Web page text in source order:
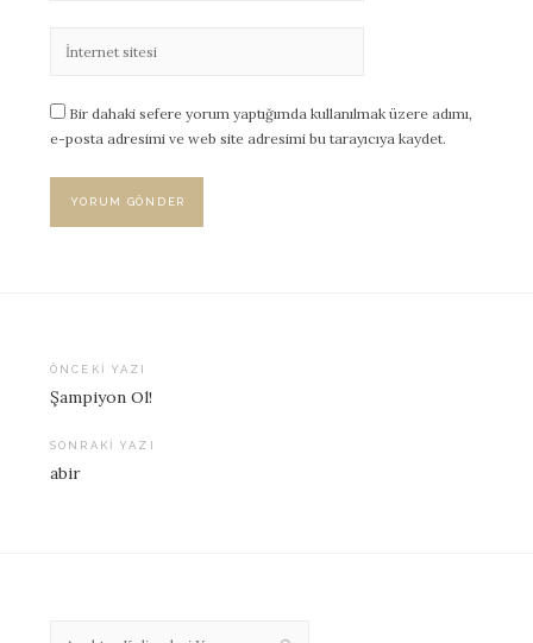
Bir dahaki sefere yorum yaptığımda kullanılmak üzere adımı,
e-posta adresimi ve web site adresimi bu tarayıcıya kaydet.
Yazı
dolaşımı
ÖNCEKI YAZI
Şampiyon Ol!
SONRAKI YAZI
abir